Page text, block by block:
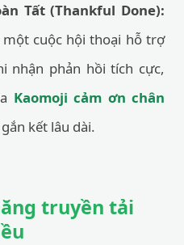
Tất (Thankful Done):
cuộc hội thoại hỗ trợ
nhận phản hồi tích cực,
Kaomoji cảm ơn chân
kết lâu dài.
truyền tải